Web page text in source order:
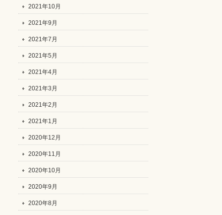
2021年10月
2021年9月
2021年7月
2021年5月
2021年4月
2021年3月
2021年2月
2021年1月
2020年12月
2020年11月
2020年10月
2020年9月
2020年8月